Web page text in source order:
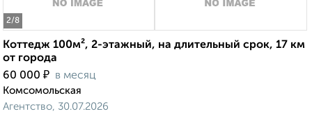
2/8
Коттедж 100м², 2-этажный, на длительный срок, 17 км
от города
60 000 ₽ в месяц
Комсомольская
Агентство, 30.07.2026